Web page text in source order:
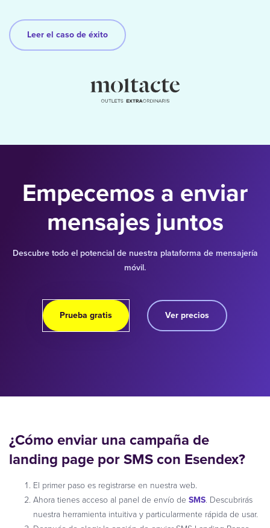
Leer el caso de éxito
Empecemos a enviar
mensajes juntos
Descubre todo el potencial de nuestra plataforma de mensajería
móvil.
Prueba gratis Ver precios
¿Cómo enviar una campaña de
landing page por SMS con Esendex?
El primer paso es registrarse en nuestra web.
Ahora tienes acceso al panel de envío de SMS. Descubrirás
nuestra herramienta intuitiva y particularmente rápida de usar.